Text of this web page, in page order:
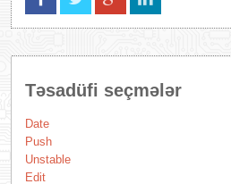
Təsadüfi seçmələr
Date
Push
Unstable
Edit